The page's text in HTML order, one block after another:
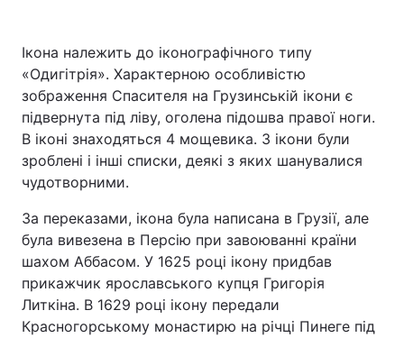
Україна Політика
Спорт Наука
Ікона належить до іконографічного типу
«Одигітрія». Характерною особливістю
зображення Спасителя на Грузинській ікони є
підвернута під ліву, оголена підошва правої ноги.
В іконі знаходяться 4 мощевика. З ікони були
зроблені і інші списки, деякі з яких шанувалися
чудотворними.
За переказами, ікона була написана в Грузії, але
була вивезена в Персію при завоюванні країни
шахом Аббасом. У 1625 році ікону придбав
прикажчик ярославського купця Григорія
Литкіна. В 1629 році ікону передали
Красногорському монастирю на річці Пинеге під